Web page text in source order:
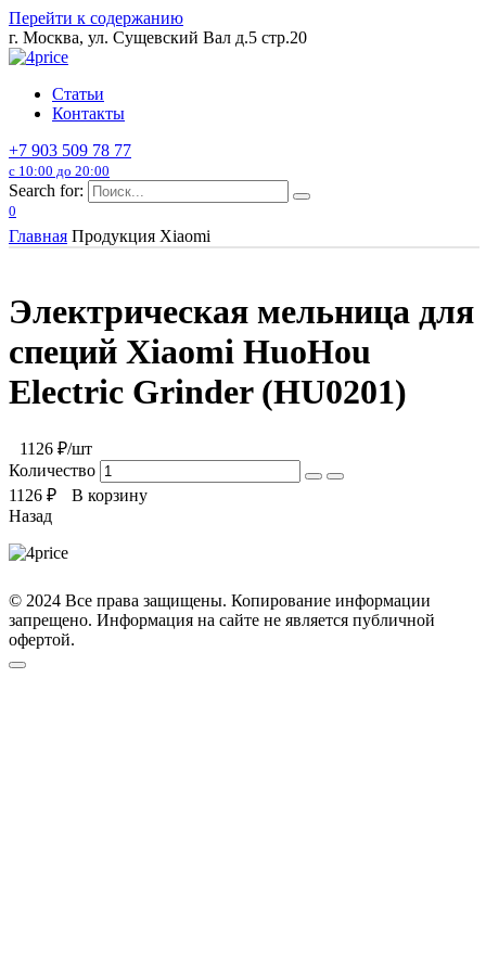
Перейти к содержанию
г. Москва, ул. Сущевский Вал д.5 стр.20
Статьи
Контакты
+7 903 509 78 77
с 10:00 до 20:00
Search for:
0
Главная Продукция Xiaomi
Электрическая мельница для
специй Xiaomi HuoHou
Electric Grinder (HU0201)
1126 ₽/шт
Количество
1126 ₽
В корзину
Назад
© 2024 Все права защищены. Копирование информации
запрещено. Информация на сайте не является публичной
офертой.